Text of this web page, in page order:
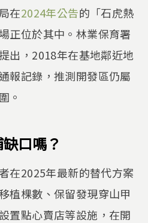
在2024年公告的「石虎熱
正位於其中。林業保育署
出，2018年在基地鄰近地
報記錄，推測開發區仍屬
。
口嗎？
在2025年最新的替代方案
植棵數、保留發現穿山甲
置點心賣店等設施，在開